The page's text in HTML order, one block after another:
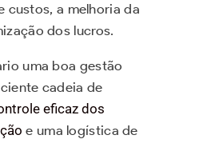
custos, a melhoria da
dos lucros.
uma boa gestão
cadeia de
eficaz dos
e uma logística de